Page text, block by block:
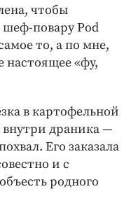
чтобы
повару Pod
то, а по мне,
настоящее «фу,
в картофельной
драника —
Его заказала
и с
родного